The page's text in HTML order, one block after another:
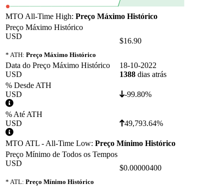
MTO All-Time High: Preço Máximo Histórico
Preço Máximo Histórico
USD
* ATH: Preço Máximo Histórico
$16.90
Data do Preço Máximo Histórico
USD
18-10-2022
1388 dias atrás
% Desde ATH
USD
-99.80%
% Até ATH
USD
49,793.64%
MTO ATL - All-Time Low: Preço Mínimo Histórico
Preço Mínimo de Todos os Tempos
USD
* ATL: Preço Mínimo Histórico
$0.00000400